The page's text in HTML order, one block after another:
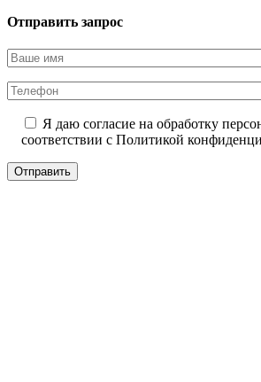
Отправить запрос
Я даю согласие на обработку
соответствии с Политикой